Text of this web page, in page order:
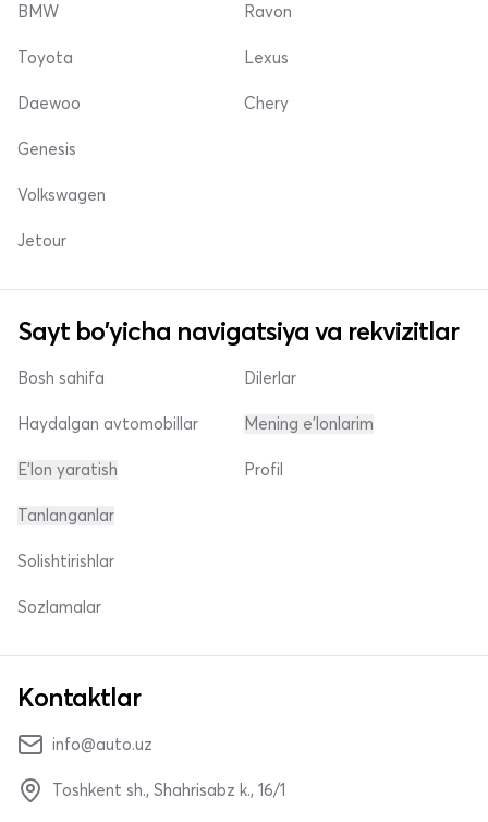
BMW
Toyota
Daewoo
Ravon
Lexus
Chery
Genesis
Volkswagen
Jetour
Sayt bo'yicha navigatsiya va rekvizitlar
Bosh sahifa
Haydalgan avtomobillar
E'lon yaratish
Dilerlar
Mening e'lonlarim
Profil
Tanlanganlar
Solishtirishlar
Sozlamalar
Kontaktlar
info@auto.uz
Toshkent sh., Shahrisabz k., 16/1